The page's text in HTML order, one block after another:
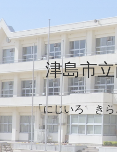
津島市
「にじいろ きら